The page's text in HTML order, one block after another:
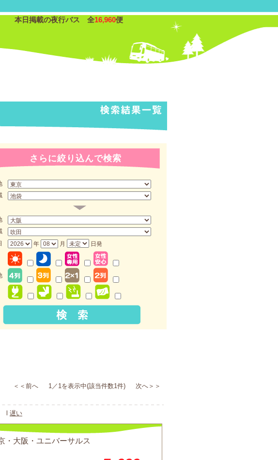
本日掲載の夜行バス 全16,960便
さらに絞り込んで検索
年 月 日発
＜＜前へ 1／1を表示中(該当件数1件) 次へ＞＞
遅い
大阪・ユニバーサルス